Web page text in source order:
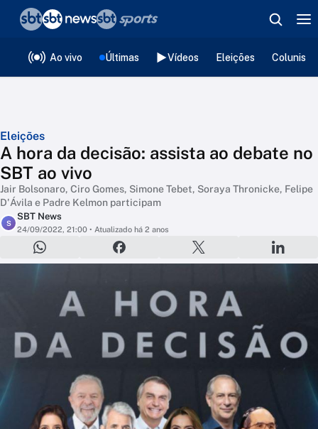
Ao vivo Últimas Vídeos Eleições
Eleições
A hora da decisão: assista ao debate no
SBT ao vivo
Jair Bolsonaro, Ciro Gomes, Simone Tebet, Soraya Thronicke, Felipe
D'Ávila e Padre Kelmon participam
S
SBT News
24/09/2022, 21:00 • Atualizado há 2 anos
❮voltar
Editorias